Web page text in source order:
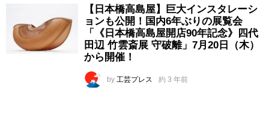
【日本橋高島屋】巨大インスタレーシ
ョンも公開！国内6年ぶりの展覧会
「《日本橋高島屋開店90年記念》四代
田辺 竹雲斎展 守破離」7月20日（木）
から開催！
by 工芸プレス 約 3 年前